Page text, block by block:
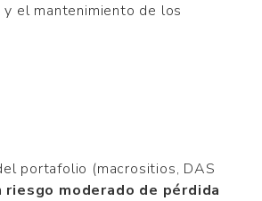
el mantenimiento de los
portafolio (macrositios, DAS
moderado de pérdida